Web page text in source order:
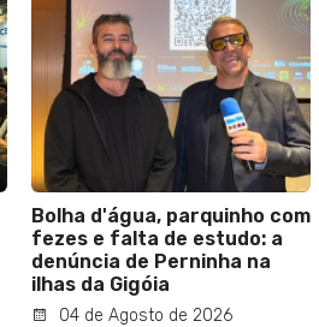
Bolha d'água, parquinho com
fezes e falta de estudo: a
denúncia de Perninha na
ilhas da Gigóia
04 de Agosto de 2026